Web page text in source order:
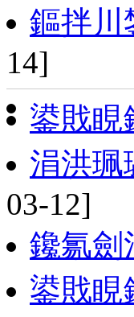
鏂拌川
14]
鍙戝睍
涓洪
03-12]
鑱氱劍
鍙戝睍